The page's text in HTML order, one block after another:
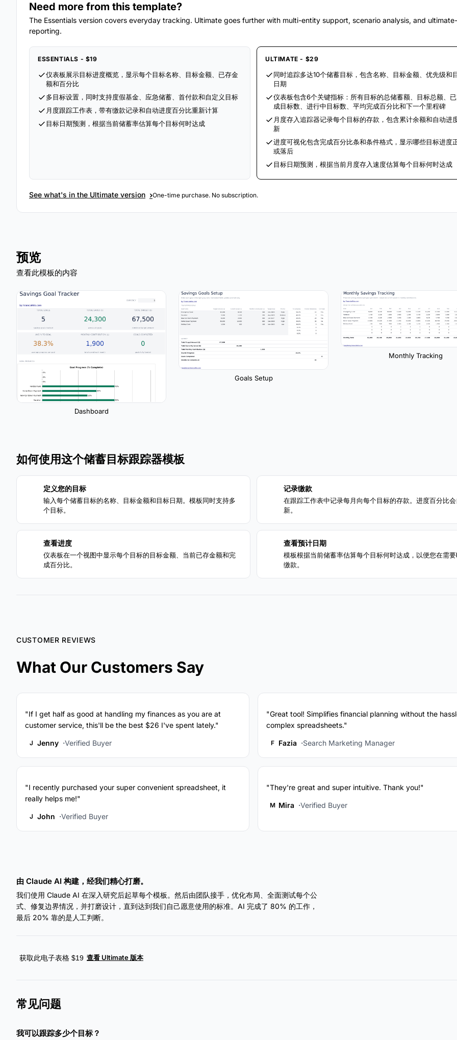
Need more from this template?
The Essentials version covers everyday tracking. Ultimate goes further with multi-entity support, scenario analysis, and
reporting.
ESSENTIALS - $19
仪表板展示目标进度概览，显示每个目标名称、目标金额、已存金
额和百分比
多目标设置，同时支持度假基金、应急储蓄、首付款和自定义目标
月度跟踪工作表，带有缴款记录和自动进度百分比重新计算
目标日期预测，根据当前储蓄率估算每个目标何时达成
ULTIMATE - $29
同时追踪多达10个储蓄目标，包含名称、目标金额、优先级和
日期
仪表板包含6个关键指标：所有目标的总储蓄额、目标总额、
成目标数、进行中目标数、平均完成百分比和下一个里程碑
月度存入追踪器记录每个目标的存款，包含累计余额和自动进
新
进度可视化包含完成百分比条和条件格式，显示哪些目标进度
或落后
目标日期预测，根据当前月度存入速度估算每个目标何时达成
See what's in the Ultimate version ›One-time purchase. No subscription.
预览
查看此模板的内容
Dashboard
Goals Setup
Monthly Tracking
如何使用这个储蓄目标跟踪器模板
定义您的目标
输入每个储蓄目标的名称、目标金额和目标日期。模板同时支持多
个目标。
记录缴款
在跟踪工作表中记录每月向每个目标的存款。进度百分比
新。
查看进度
仪表板在一个视图中显示每个目标的目标金额、当前已存金额和完
成百分比。
查看预计日期
模板根据当前储蓄率估算每个目标何时达成，以便您在需
缴款。
CUSTOMER REVIEWS
What Our Customers Say
"If I get half as good at handling my finances as you are at
customer service, this'll be the best $26 I've spent lately."
J Jenny Verified Buyer
"Great tool! Simplifies financial planning without the
complex spreadsheets."
F Fazia Search Marketing Manager
"I recently purchased your super convenient spreadsheet, it
really helps me!"
J John Verified Buyer
"They're great and super intuitive. Thank you!"
M Mira Verified Buyer
由 Claude AI 构建，经我们精心打磨。
我们使用 Claude AI 在深入研究后起草每个模板。然后由团队接手，优化布局、全面测试每个公
式、修复边界情况，并打磨设计，直到达到我们自己愿意使用的标准。AI 完成了 80% 的工作，
最后 20% 靠的是人工判断。
获取此电子表格 $19 查看 Ultimate 版本
常见问题
我可以跟踪多少个目标？